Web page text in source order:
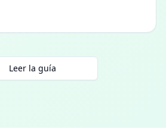
Leer la guía